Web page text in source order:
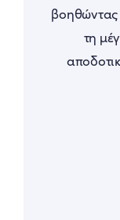
βοηθώντας
τη